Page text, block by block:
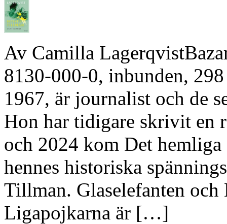
Av Camilla
8130-000-0, inbunden,
1967, är journalist och de
Hon har tidigare skrivit en
och 2024 kom Det
hennes historiska
Tillman. Glaselefanten
Ligapojkarna är […]